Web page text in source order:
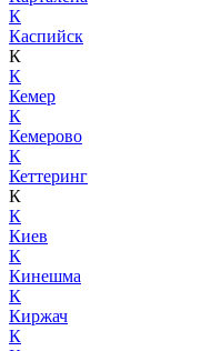
К
Каспийск
К
К
Кемер
К
Кемерово
К
Кеттеринг
К
К
Киев
К
Кинешма
К
Киржач
К